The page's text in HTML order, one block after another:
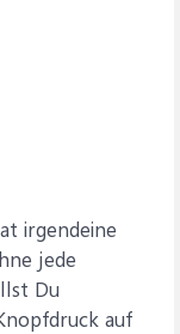
irgendeine
jede
Du
auf